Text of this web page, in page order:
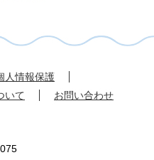
人情報保護
いて お問い合わせ